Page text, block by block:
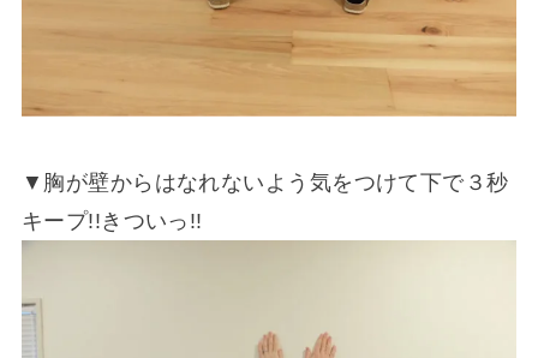
▼胸が壁からはなれないよう気をつけて下で３秒
キープ!!きついっ!!